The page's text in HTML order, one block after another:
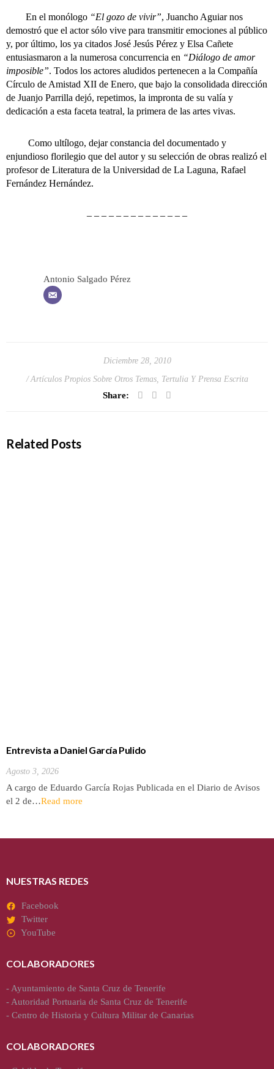
En el monólogo “El gozo de vivir”, Juancho Aguiar nos
demostró que el actor sólo vive para transmitir emociones al público
y, por último, los ya citados José Jesús Pérez y Elsa Cañete
entusiasmaron a la numerosa concurrencia en “Diálogo de amor
imposible”. Todos los actores aludidos pertenecen a la Compañía
Círculo de Amistad XII de Enero, que bajo la consolidada dirección
de Juanjo Parrilla dejó, repetimos, la impronta de su valía y
dedicación a esta faceta teatral, la primera de las artes vivas.
Como ultílogo, dejar constancia del documentado y
enjundioso florilegio que del autor y su selección de obras realizó el
profesor de Literatura de la Universidad de La Laguna, Rafael
Fernández Hernández.
– – – – – – – – – – – – – –
Antonio Salgado Pérez
Diciembre 28, 2010
Artículos Propios Sobre Otros Temas, Tertulia Y Prensa Escrita
Share:
Related Posts
Entrevista a Daniel García Pulido
Agosto 3, 2026
A cargo de Eduardo García Rojas Publicada en el Diario de Avisos
el 2 de…Read more
NUESTRAS REDES
Facebook
Twitter
YouTube
COLABORADORES
- Ayuntamiento de Santa Cruz de Tenerife
- Autoridad Portuaria de Santa Cruz de Tenerife
- Centro de Historia y Cultura Militar de Canarias
COLABORADORES